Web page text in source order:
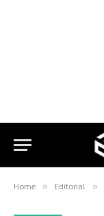
Home » Editorial »